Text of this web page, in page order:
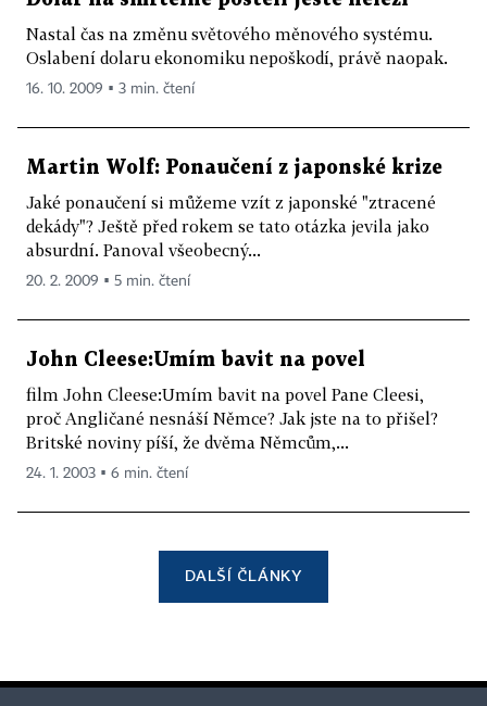
Nastal čas na změnu světového měnového systému.
Oslabení dolaru ekonomiku nepoškodí, právě naopak.
16. 10. 2009 ▪ 3 min. čtení
Martin Wolf: Ponaučení z japonské krize
Jaké ponaučení si můžeme vzít z japonské "ztracené
dekády"? Ještě před rokem se tato otázka jevila jako
absurdní. Panoval všeobecný...
20. 2. 2009 ▪ 5 min. čtení
John Cleese:Umím bavit na povel
film John Cleese:Umím bavit na povel Pane Cleesi,
proč Angličané nesnáší Němce? Jak jste na to přišel?
Britské noviny píší, že dvěma Němcům,...
24. 1. 2003 ▪ 6 min. čtení
DALŠÍ ČLÁNKY